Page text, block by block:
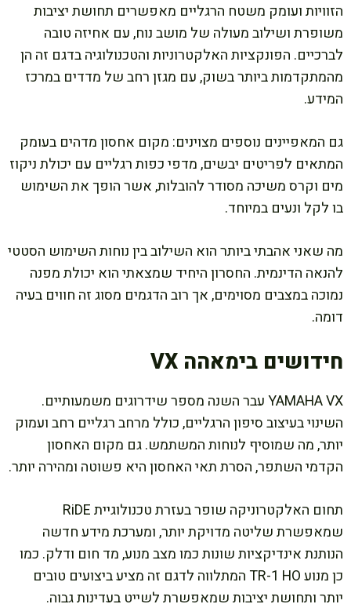
הזוויות ועומק משטח הרגליים מאפשרים תחושת יציבות
משופרת ושילוב מעולה של מושב נוח, עם אחיזה טובה
לברכיים. הפונקציות האלקטרוניות והטכנולוגיה בדגם זה הן
מהמתקדמות ביותר בשוק, עם מגזן רחב של מדדים במרכז
המידע.
גם המאפיינים נוספים מצוינים: מקום אחסון מדהים בעומק
המתאים לפריטים יבשים, מדפי כפות רגליים עם יכולת ניקוז
מים וקרס משיכה מסודר להובלות, אשר הופך את השימוש
בו לקל ונעים במיוחד.
מה שאני אהבתי ביותר הוא השילוב בין נוחות השימוש הסטטי
להנאה הדינמית. החסרון היחיד שמצאתי הוא יכולת מפנה
נמוכה במצבים מסוימים, אך רוב הדגמים מסוג זה חווים בעיה
דומה.
חידושים בימאהה VX
YAMAHA VX עבר השנה מספר שידרוגים משמעותיים.
השינוי בעיצוב סיפון הרגליים, כולל מרחב רגליים רחב ועמוק
יותר, מה שמוסיף לנוחות המשתמש. גם מקום האחסון
הקדמי השתפר, הסרת תאי האחסון היא פשוטה ומהירה יותר.
תחום האלקטרוניקה שופר בעזרת טכנולוגיית RiDE
שמאפשרת שליטה מדויקת יותר, ומערכת מידע חדשה
הנותנת אינדיקציות שונות כמו מצב מנוע, מד חום ודלק. כמו
כן מנוע TR-1 HO המתלווה לדגם זה מציע ביצועים טובים
יותר ותחושת יציבות שמאפשרת לשייט בעדינות גבוה.